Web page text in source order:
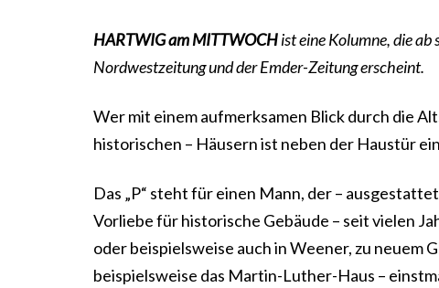
HARTWIG am MITTWOCHist eine Kolumne, die
Nordwestzeitung und der Emder-Zeitung erscheint.
Wer mit einem aufmerksamen Blick durch die
historischen – Häusern ist neben der Haustür
Das „P“ steht für einen Mann, der –
Vorliebe für historische Gebäude – seit vielen
oder beispielsweise auch in Weener, zu neuem
beispielsweise das Martin-Luther-Haus –